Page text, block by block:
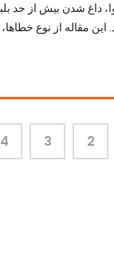
داغ شدن بیش از حد
این مقاله از نوع
2
3
4